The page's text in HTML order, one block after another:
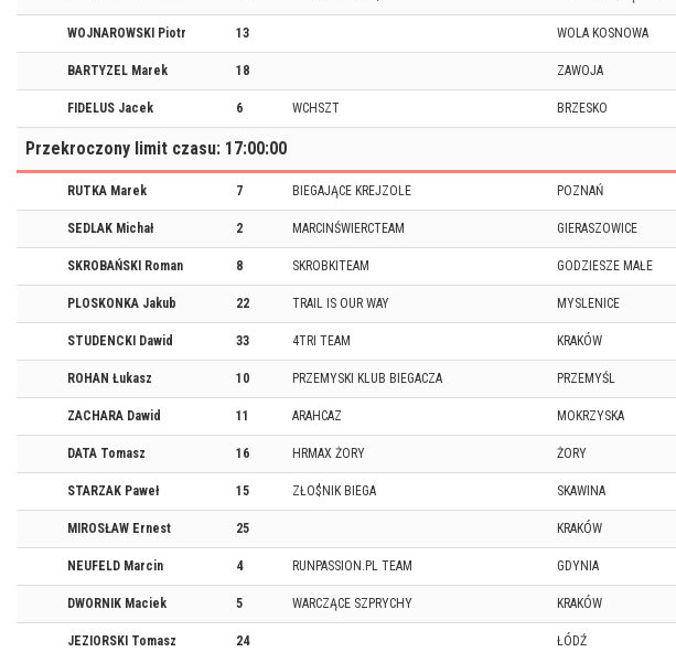
WOJNAROWSKI Piotr 13 WOLA KOSNOWA
BARTYZEL Marek 18 ZAWOJA
FIDELUS Jacek 6 WCHSZT BRZESKO
Przekroczony limit czasu: 17:00:00
RUTKA Marek 7 BIEGAJĄCE KREJZOLE POZNAŃ
SEDLAK Michał 2 MARCINŚWIERCTEAM GIERASZOWICE
SKROBAŃSKI Roman 8 SKROBKITEAM GODZIESZE MAŁE
PLOSKONKA Jakub 22 TRAIL IS OUR WAY MYSLENICE
STUDENCKI Dawid 33 4TRI TEAM KRAKÓW
ROHAN Łukasz 10 PRZEMYSKI KLUB BIEGACZA PRZEMYŚL
ZACHARA Dawid 11 ARAHCAZ MOKRZYSKA
DATA Tomasz 16 HRMAX ŻORY ŻORY
STARZAK Paweł 15 ZŁO$NIK BIEGA SKAWINA
MIROSŁAW Ernest 25 KRAKÓW
NEUFELD Marcin 4 RUNPASSION.PL TEAM GDYNIA
DWORNIK Maciek 5 WARCZĄCE SZPRYCHY KRAKÓW
JEZIORSKI Tomasz 24 ŁÓDŹ